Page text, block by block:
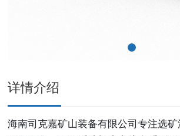
详情介绍
海南司克嘉矿山装备有限公司专注选